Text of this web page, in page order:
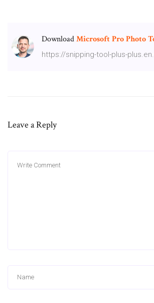
DownloadMicrosoftProPhoto
https://snipping-tool-plus-
Leave a Reply